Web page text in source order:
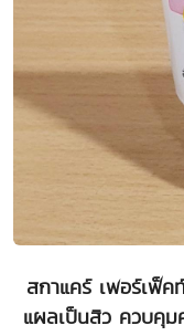
สกาแคร์ เพอร์เฟ็
แผลเป็นสิว ควบคุม